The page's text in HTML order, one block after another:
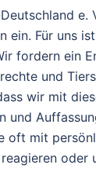
e.
ein. Für uns
fordern ein
und
wir mit
und
oft mit
oder